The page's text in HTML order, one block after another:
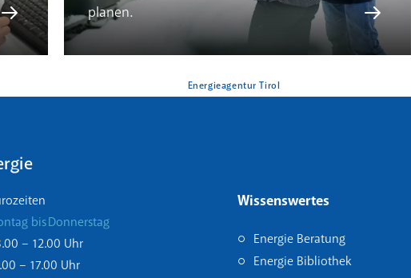
planen.
Energieagentur Tirol
bis Donnerstag
– 12.00 Uhr
– 17.00 Uhr
Wissenswertes
Energie Beratung
Energie Bibliothek